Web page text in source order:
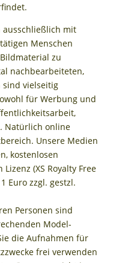
ausschließlich mit
Menschen
zu
nachbearbeiteten,
vielseitig
für Werbung und
Natürlich online
Unsere Medien
kostenlosen
(XS Royalty Free
Euro zzgl. gestzl.
Personen sind
Model-
die Aufnahmen für
frei verwenden